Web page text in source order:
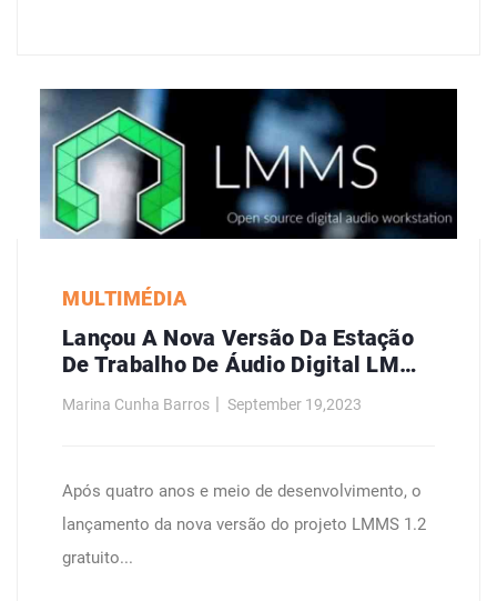
MULTIMÉDIA
Lançou A Nova Versão Da Estação
De Trabalho De Áudio Digital LMMS
Marina Cunha Barros September 19,2023
Após quatro anos e meio de desenvolvimento, o
lançamento da nova versão do projeto LMMS 1.2
gratuito...